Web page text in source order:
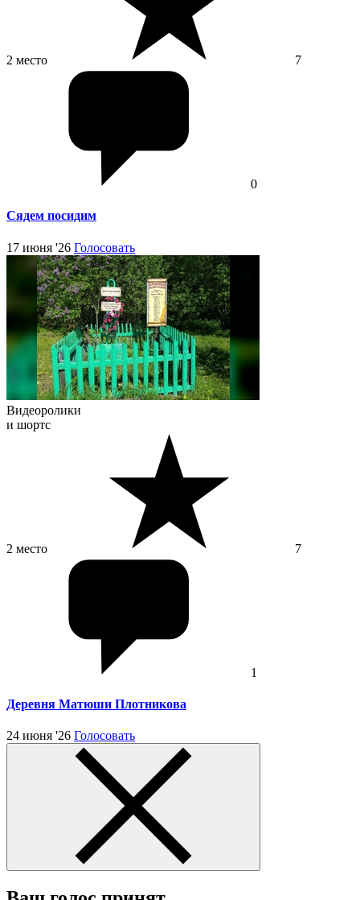
2 место 7
0
Сядем посидим
17 июня '26 Голосовать
Видеоролики
и шортс
2 место 7
1
Деревня Матюши Плотникова
24 июня '26 Голосовать